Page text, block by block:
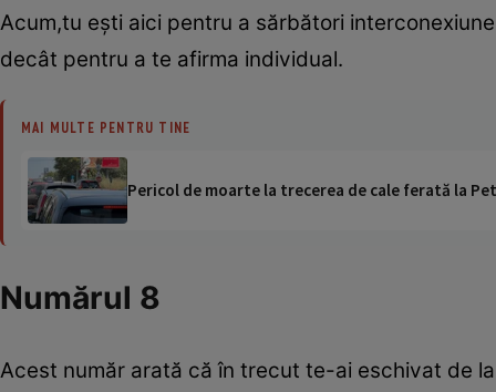
Acum,tu eşti aici pentru a sărbători
decât pentru a te afirma individual.
MAI MULTE PENTRU TINE
Pericol de moarte la trecerea de cale ferată la
Numărul 8
Acest număr arată că în trecut te-ai eschivat de